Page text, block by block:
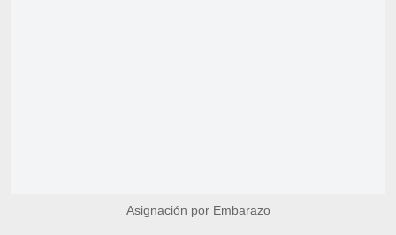
Asignación por Embarazo